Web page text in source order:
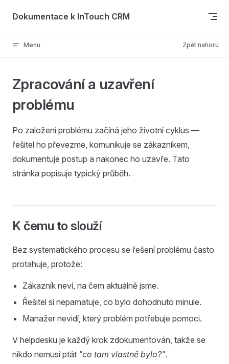
Skip to content
Dokumentace k InTouch CRM
Menu Zpět nahoru
Zpracování a uzavření
problému
Po založení problému začíná jeho životní cyklus —
řešitel ho převezme, komunikuje se zákazníkem,
dokumentuje postup a nakonec ho uzavře. Tato
stránka popisuje typický průběh.
K čemu to slouží
Bez systematického procesu se řešení problému často
protahuje, protože:
Zákazník neví, na čem aktuálně jsme.
Řešitel si nepamatuje, co bylo dohodnuto minule.
Manažer nevidí, který problém potřebuje pomoci.
V helpdesku je každý krok zdokumentován, takže se
nikdo nemusí ptát "co tam vlastně bylo?".